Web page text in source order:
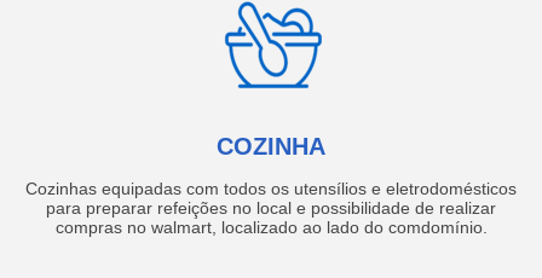
COZINHA
Cozinhas equipadas com todos os utensílios e eletrodomésticos
para preparar refeições no local e possibilidade de realizar
compras no walmart, localizado ao lado do comdomínio.